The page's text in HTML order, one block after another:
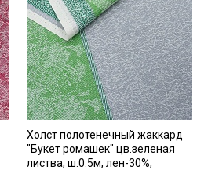
Холст полотенечный жаккард
"Букет ромашек" цв.зеленая
листва, ш.0.5м, лен-30%,